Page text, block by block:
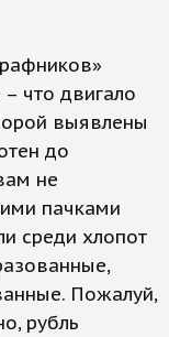
что двигало
выявлены
до
не
пачками
среди хлопот
Пожалуй,
рубль